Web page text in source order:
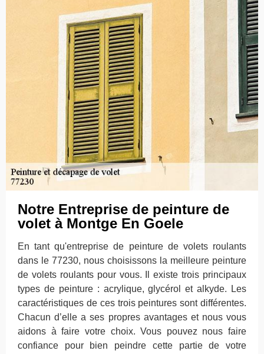
Notre Entreprise de peinture de
volet à Montge En Goele
En tant qu'entreprise de peinture de volets roulants
dans le 77230, nous choisissons la meilleure peinture
de volets roulants pour vous. Il existe trois principaux
types de peinture : acrylique, glycérol et alkyde. Les
caractéristiques de ces trois peintures sont différentes.
Chacun d’elle a ses propres avantages et nous vous
aidons à faire votre choix. Vous pouvez nous faire
confiance pour bien peindre cette partie de votre